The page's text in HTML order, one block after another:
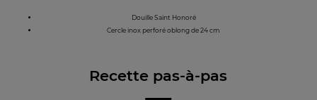
Douille Saint Honoré
Cercle inox perforé oblong de 24 cm
Recette pas-à-pas